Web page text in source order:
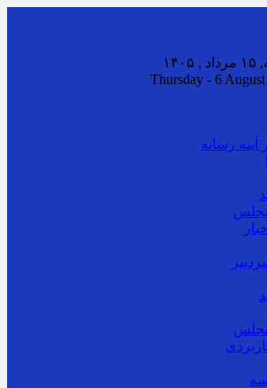
آینه رسانه